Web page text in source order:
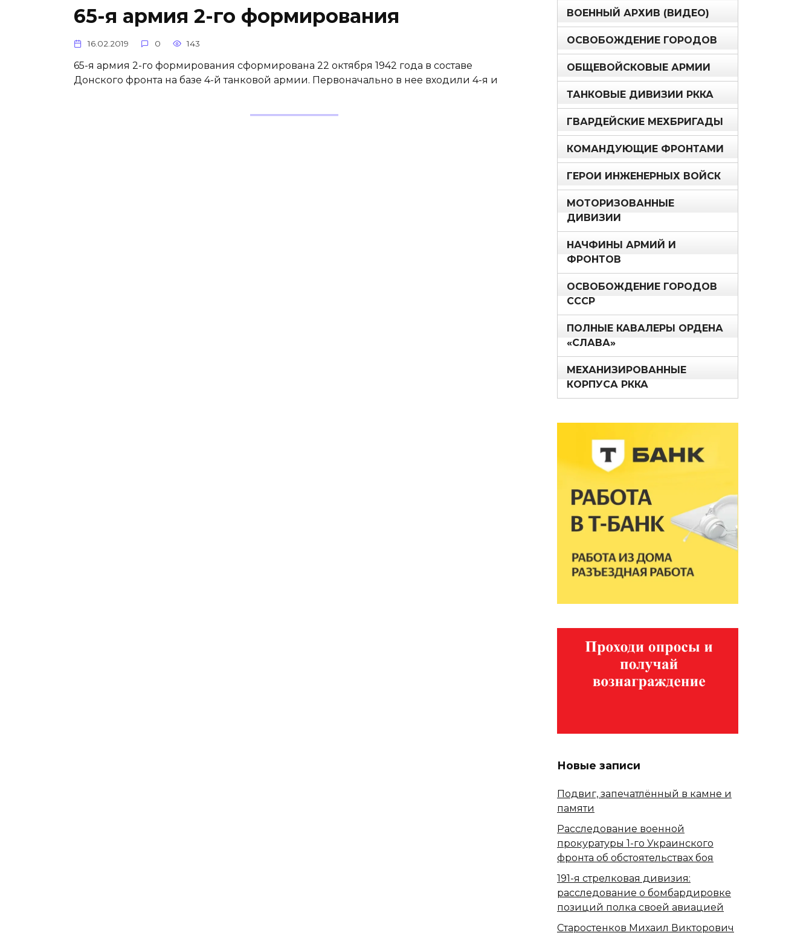
65-я армия 2-го формирования
16.02.2019 0 143
65-я армия 2-го формирования сфор­мирована 22 октября 1942 года в составе
Донского фронта на базе 4-й танковой армии. Первоначально в нее входили 4-я и
ВОЕННЫЙ АРХИВ (ВИДЕО)
ОСВОБОЖДЕНИЕ ГОРОДОВ
ОБЩЕВОЙСКОВЫЕ АРМИИ
ТАНКОВЫЕ ДИВИЗИИ РККА
ГВАРДЕЙСКИЕ МЕХБРИГАДЫ
КОМАНДУЮЩИЕ ФРОНТАМИ
ГЕРОИ ИНЖЕНЕРНЫХ ВОЙСК
МОТОРИЗОВАННЫЕ
ДИВИЗИИ
НАЧФИНЫ АРМИЙ И
ФРОНТОВ
ОСВОБОЖДЕНИЕ ГОРОДОВ
СССР
ПОЛНЫЕ КАВАЛЕРЫ ОРДЕНА
«СЛАВА»
МЕХАНИЗИРОВАННЫЕ
КОРПУСА РККА
Новые записи
Подвиг, запечатлённый в камне и
памяти
Расследование военной
прокуратуры 1-го Украинского
фронта об обстоятельствах боя
191-я стрелковая дивизия:
расследование о бомбардировке
позиций полка своей авиацией
Старостенков Михаил Викторович